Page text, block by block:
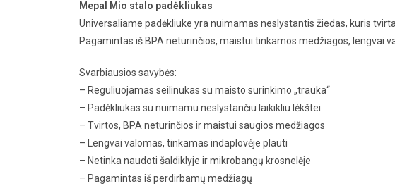
Mepal Mio stalo padėkliukas
Universaliame padėkliuke yra nuimamas neslystantis žiedas, kuris
Pagamintas iš BPA neturinčios, maistui tinkamos medžiagos, lengvai
Svarbiausios savybės:
– Reguliuojamas seilinukas su maisto surinkimo „trauka“
– Padėkliukas su nuimamu neslystančiu laikikliu lėkštei
– Tvirtos, BPA neturinčios ir maistui saugios medžiagos
– Lengvai valomas, tinkamas indaplovėje plauti
– Netinka naudoti šaldiklyje ir mikrobangų krosnelėje
– Pagamintas iš perdirbamų medžiagų